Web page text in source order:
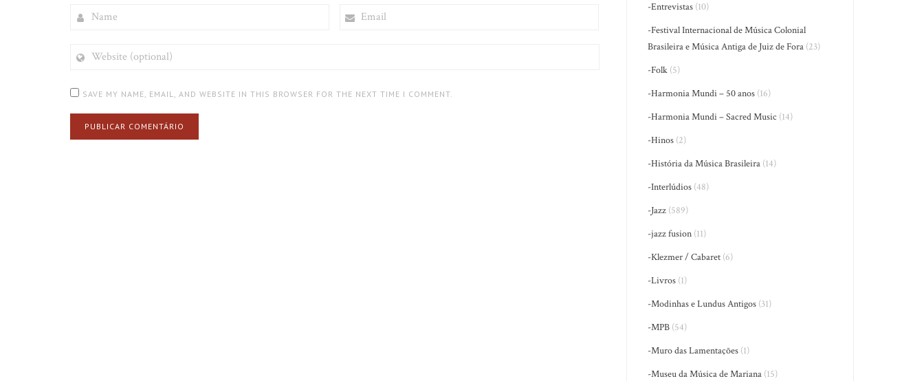
(OPTIONAL)
SAVE MY NAME, EMAIL, AND WEBSITE IN THIS BROWSER FOR THE NEXT TIME I COMMENT.
-Entrevistas (10)
-Festival Internacional de Música Colonial
Brasileira e Música Antiga de Juiz de Fora (23)
-Folk (5)
-Harmonia Mundi – 50 anos (16)
-Harmonia Mundi – Sacred Music (14)
-Hinos (2)
-História da Música Brasileira (14)
-Interlúdios (48)
-Jazz (589)
-jazz fusion (11)
-Klezmer / Cabaret (6)
-Livros (1)
-Modinhas e Lundus Antigos (31)
-MPB (54)
-Muro das Lamentações (1)
-Museu da Música de Mariana (15)